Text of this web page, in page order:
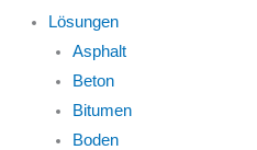
Lösungen
Asphalt
Beton
Bitumen
Boden